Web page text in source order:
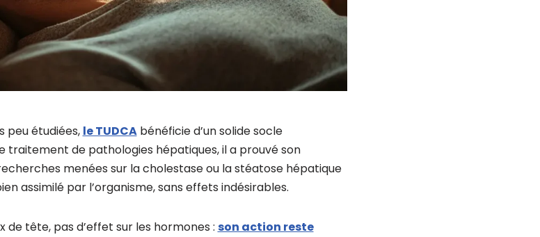
peu étudiées, le TUDCAbénéficie d’un solide socle
traitement de pathologies hépatiques, il a prouvé son
menées sur la cholestase ou la stéatose hépatique
assimilé par l’organisme, sans effets indésirables.
de tête, pas d’effet sur les hormones : son action reste